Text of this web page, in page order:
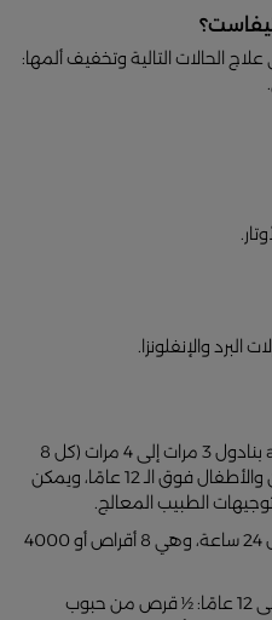
البرد والإنفلونزا.
يؤخذ قرص أو قرصين من actifast بنادول 3 مرات إلى 4 مرات (كل 8
ساعات أو 6 ساعات) يوميًا للبالغين والأطفال فوق الـ 12 عامًا، ويمكن
الطبيب المعالج.
يجب ألا تتجاوز الجرعة اليومية خلال 24 ساعة، وهي 8 أقراص أو 4000
جرعة الأطفال من سن 6 سنوات إلى 12 عامًا: ½ قرص من حبوب